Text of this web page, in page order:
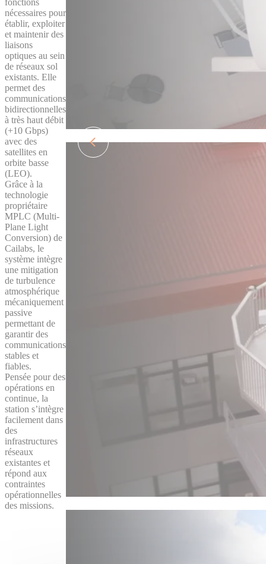
fonctions
nécessaires pour
établir, exploiter
et maintenir des
liaisons
optiques au sein
de réseaux sol
existants. Elle
permet des
communications
bidirectionnelles
à très haut débit
(+10 Gbps)
avec des
satellites en
orbite basse
(LEO).
Grâce à la
technologie
propriétaire
MPLC (Multi-
Plane Light
Conversion) de
Cailabs, le
système intègre
une mitigation
de turbulence
atmosphérique
mécaniquement
passive
permettant de
garantir des
communications
stables et
fiables.
Pensée pour des
opérations en
continue, la
station s’intègre
facilement dans
des
infrastructures
réseaux
existantes et
répond aux
contraintes
opérationnelles
des missions.